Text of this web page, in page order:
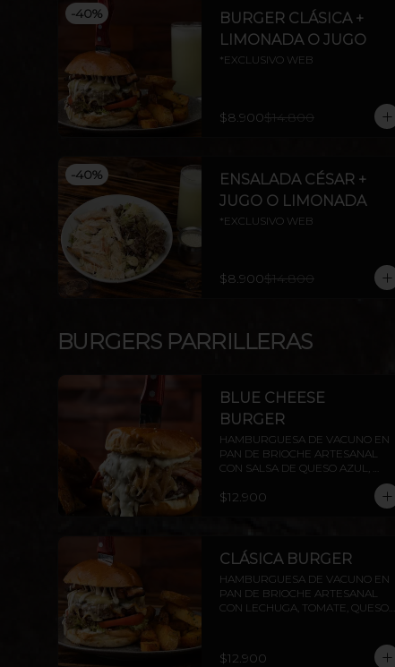
-40%
BURGER CLÁSICA +
LIMONADA O JUGO
*EXCLUSIVO WEB
$8.900$14.800
-40%
ENSALADA CÉSAR +
JUGO O LIMONADA
*EXCLUSIVO WEB
$8.900$14.800
BURGERS PARRILLERAS
BLUE CHEESE
BURGER
HAMBURGUESA DE VACUNO EN
PAN DE BRIOCHE ARTESANAL
CON SALSA DE QUESO AZUL,
MANTECOSO CROCANTE, TOCINO
PARRILLERO Y CEBOLLA
CARAMELIZADA. INCLUYE PAPAS
$12.900
CLÁSICA BURGER
HAMBURGUESA DE VACUNO EN
PAN DE BRIOCHE ARTESANAL
CON LECHUGA, TOMATE, QUESO
RÚSTICAS.
$12.900